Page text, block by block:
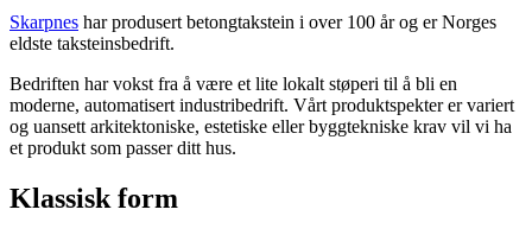
Skarpnes har produsert betongtakstein i over 100 år og er Norges
eldste taksteinsbedrift.
Bedriften har vokst fra å være et lite lokalt støperi til å bli en
moderne, automatisert industribedrift. Vårt produktspekter er variert
og uansett arkitektoniske, estetiske eller byggtekniske krav vil vi ha
et produkt som passer ditt hus.
Klassisk form